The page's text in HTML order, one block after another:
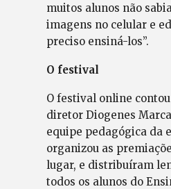
muitos alunos não
imagens no celular e
preciso ensiná-los”.
O festival
O festival online
diretor Diogenes
equipe pedagógica da
organizou as
lugar, e distribuíram
todos os alunos do